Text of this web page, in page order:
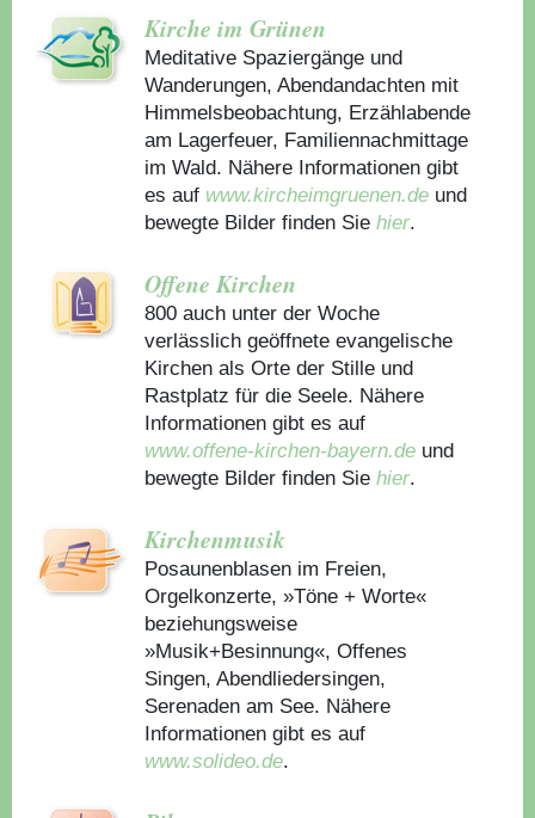
Kirche im Grünen
Meditative Spaziergänge und
Wanderungen, Abendandachten mit
Himmelsbeobachtung, Erzählabende
am Lagerfeuer, Familiennachmittage
im Wald. Nähere Informationen gibt
es auf www.kircheimgruenen.de und
bewegte Bilder finden Sie hier.
Offene Kirchen
800 auch unter der Woche
verlässlich geöffnete evangelische
Kirchen als Orte der Stille und
Rastplatz für die Seele. Nähere
Informationen gibt es auf
www.offene-kirchen-bayern.de und
bewegte Bilder finden Sie hier.
Kirchenmusik
Posaunenblasen im Freien,
Orgelkonzerte, »Töne + Worte«
beziehungsweise
»Musik+Besinnung«, Offenes
Singen, Abendliedersingen,
Serenaden am See. Nähere
Informationen gibt es auf
www.solideo.de.